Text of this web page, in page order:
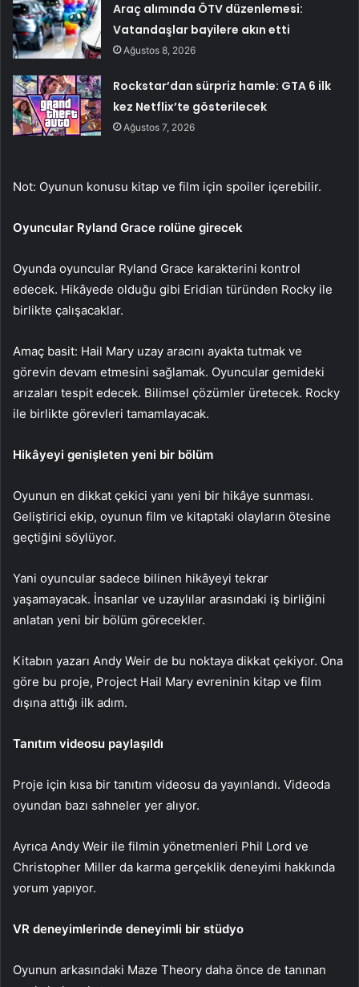
Araç alımında ÖTV düzenlemesi:
Vatandaşlar bayilere akın etti
Ağustos 8, 2026
Rockstar’dan sürpriz hamle: GTA 6 ilk
kez Netflix’te gösterilecek
Ağustos 7, 2026
Not: Oyunun konusu kitap ve film için spoiler içerebilir.
Oyuncular Ryland Grace rolüne girecek
Oyunda oyuncular Ryland Grace karakterini kontrol
edecek. Hikâyede olduğu gibi Eridian türünden Rocky ile
birlikte çalışacaklar.
Amaç basit: Hail Mary uzay aracını ayakta tutmak ve
görevin devam etmesini sağlamak. Oyuncular gemideki
arızaları tespit edecek. Bilimsel çözümler üretecek. Rocky
ile birlikte görevleri tamamlayacak.
Hikâyeyi genişleten yeni bir bölüm
Oyunun en dikkat çekici yanı yeni bir hikâye sunması.
Geliştirici ekip, oyunun film ve kitaptaki olayların ötesine
geçtiğini söylüyor.
Yani oyuncular sadece bilinen hikâyeyi tekrar
yaşamayacak. İnsanlar ve uzaylılar arasındaki iş birliğini
anlatan yeni bir bölüm görecekler.
Kitabın yazarı Andy Weir de bu noktaya dikkat çekiyor. Ona
göre bu proje, Project Hail Mary evreninin kitap ve film
dışına attığı ilk adım.
Tanıtım videosu paylaşıldı
Proje için kısa bir tanıtım videosu da yayınlandı. Videoda
oyundan bazı sahneler yer alıyor.
Ayrıca Andy Weir ile filmin yönetmenleri Phil Lord ve
Christopher Miller da karma gerçeklik deneyimi hakkında
yorum yapıyor.
VR deneyimlerinde deneyimli bir stüdyo
Oyunun arkasındaki Maze Theory daha önce de tanınan